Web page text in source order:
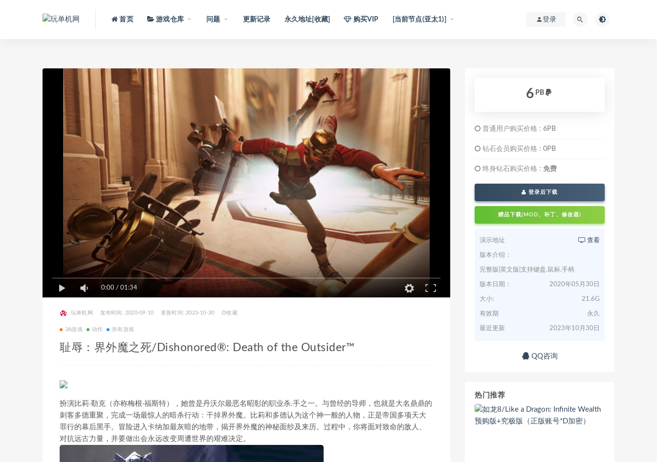
首页 游戏仓库 问题 更新记录 永久地址[收藏] 购买VIP [当前节点(亚太1)] 登录
0:00 / 01:34
玩单机网 发布时间: 2020-09-10 更新时间: 2023-10-30 收藏
3A游戏 动作 所有游戏
耻辱：界外魔之死/Dishonored®: Death of the Outsider™
扮演比莉‧勒克（亦称梅根‧福斯特），她曾是丹沃尔最恶名昭彰的职业杀.手之一。与曾经的导师，也就是大名鼎鼎的
刺客多德重聚，完成一场最惊人的暗杀行动：干掉界外魔。比莉和多德认为这个神一般的人物，正是帝国多项天大
罪行的幕后黑手。冒险进入卡纳加最灰暗的地带，揭开界外魔的神秘面纱及来历。过程中，你将面对致命的敌人、
对抗远古力量，并要做出会永远改变周遭世界的艰难决定。
6 PB
普通用户购买价格 : 6PB
钻石会员购买价格 : 0PB
终身钻石购买价格 : 免费
登录后下载
赠品下载(MOD、补丁、修改器)
演示地址 查看
版本介绍：
完整版|英文版|支持键盘.鼠标.手柄
版本日期： 2020年05月30日
大小: 21.6G
有效期 永久
最近更新 2023年10月30日
QQ咨询
热门推荐